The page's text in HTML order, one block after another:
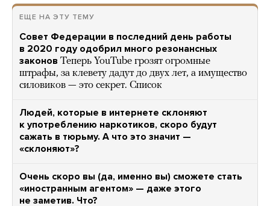
ЕЩЕ НА ЭТУ ТЕМУ
Совет Федерации в последний день работы
в 2020 году одобрил много резонансных
законов Теперь YouTube грозят огромные
штрафы, за клевету дадут до двух лет, а имущество
силовиков — это секрет. Список
Людей, которые в интернете склоняют
к употреблению наркотиков, скоро будут
сажать в тюрьму. А что это значит —
«склоняют»?
Очень скоро вы (да, именно вы) сможете стать
«иностранным агентом» — даже этого
не заметив. Что?